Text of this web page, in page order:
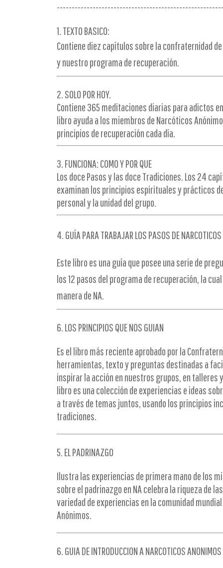
1. TEXTO BASICO:
Contiene diez capítulos sobre la confraternidad
y nuestro programa de recuperación.
2. SOLO POR HOY.
Contiene 365 meditaciones diarias para adictos
libro ayuda a los miembros de Narcóticos
principios de recuperación cada día.
3. FUNCIONA: COMO Y POR QUE
Los doce Pasos y las doce Tradiciones. Los 24
examinan los principios espirituales y prácticos
personal y la unidad del grupo.
4. GUÍA PARA TRABAJAR LOS PASOS DE
Este libro es una guía que posee una serie de
los 12 pasos del programa de recuperación, la
manera de NA.
6. LOS PRINCIPIOS QUE NOS GUIAN
Es el libro más reciente aprobado por la
herramientas, texto y preguntas destinadas a
inspirar la acción en nuestros grupos, en talleres
libro es una colección de experiencias e ideas
a través de temas juntos, usando los principios
tradiciones.
5. EL PADRINAZGO
Ilustra las experiencias de primera mano de los
sobre el padrinazgo en NA celebra la riqueza de
variedad de experiencias en la comunidad
Anónimos.
6. GUIA DE INTRODUCCION A NARCOTICOS ANONIMOS